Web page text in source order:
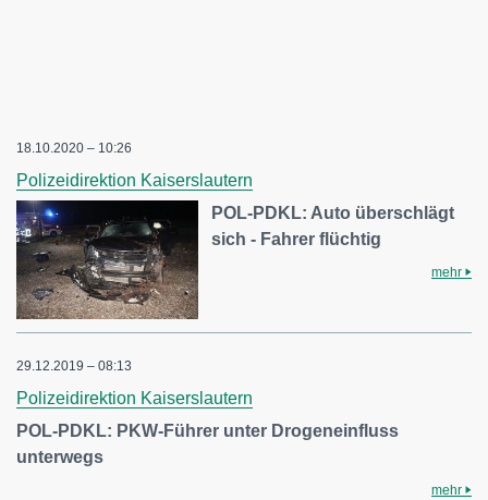
18.10.2020 – 10:26
Polizeidirektion Kaiserslautern
POL-PDKL: Auto überschlägt
sich - Fahrer flüchtig
mehr
29.12.2019 – 08:13
Polizeidirektion Kaiserslautern
POL-PDKL: PKW-Führer unter Drogeneinfluss
unterwegs
mehr